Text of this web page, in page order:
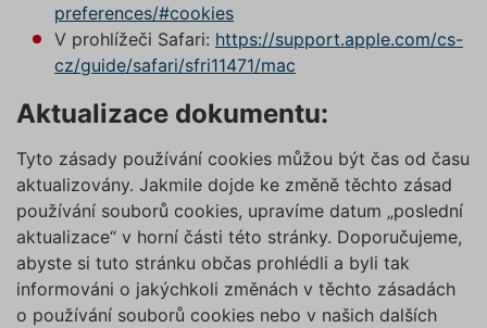
preferences/#cookies
V prohlížeči Safari: https://support.apple.com/cs-
cz/guide/safari/sfri11471/mac
Aktualizace dokumentu:
Tyto zásady používání cookies můžou být čas od času
aktualizovány. Jakmile dojde ke změně těchto zásad
používání souborů cookies, upravíme datum „poslední
aktualizace“ v horní části této stránky. Doporučujeme,
abyste si tuto stránku občas prohlédli a byli tak
informováni o jakýchkoli změnách v těchto zásadách
o používání souborů cookies nebo v našich dalších